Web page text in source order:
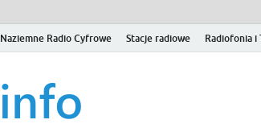
Naziemne Radio Cyfrowe Stacje radiowe Radiofonia i